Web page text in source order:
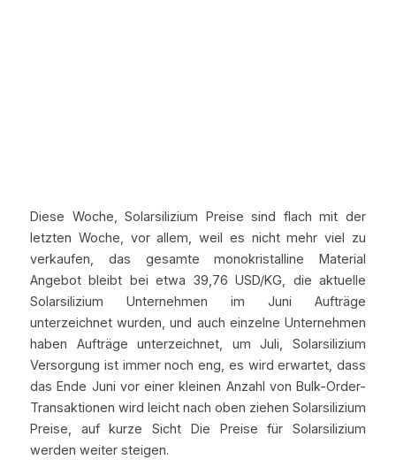
Diese Woche, Solarsilizium Preise sind flach mit der
letzten Woche, vor allem, weil es nicht mehr viel zu
verkaufen, das gesamte monokristalline Material
Angebot bleibt bei etwa 39,76 USD/KG, die aktuelle
Solarsilizium Unternehmen im Juni Aufträge
unterzeichnet wurden, und auch einzelne Unternehmen
haben Aufträge unterzeichnet, um Juli, Solarsilizium
Versorgung ist immer noch eng, es wird erwartet, dass
das Ende Juni vor einer kleinen Anzahl von Bulk-Order-
Transaktionen wird leicht nach oben ziehen Solarsilizium
Preise, auf kurze Sicht Die Preise für Solarsilizium
werden weiter steigen.